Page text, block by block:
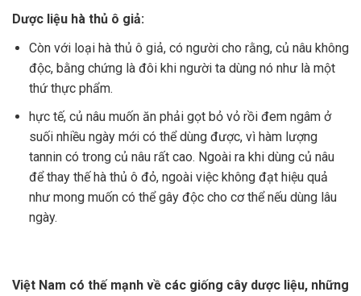
Dược liệu hà thủ ô giả:
Còn với loại hà thủ ô giả, có người cho rằng, củ nâu không
độc, bằng chứng là đôi khi người ta dùng nó như là một
thứ thực phẩm.
hực tế, củ nâu muốn ăn phải gọt bỏ vỏ rồi đem ngâm ở
suối nhiều ngày mới có thể dùng được, vì hàm lượng
tannin có trong củ nâu rất cao. Ngoài ra khi dùng củ nâu
để thay thế hà thủ ô đỏ, ngoài việc không đạt hiệu quả
như mong muốn có thể gây độc cho cơ thể nếu dùng lâu
ngày.
Việt Nam có thế mạnh về các giống cây dược liệu, những